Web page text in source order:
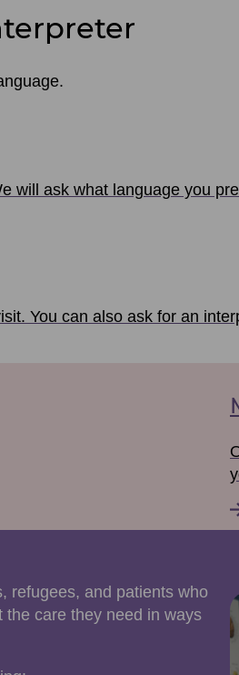
will ask what language you
You can also ask for an
refugees, and patients who
the care they need in ways